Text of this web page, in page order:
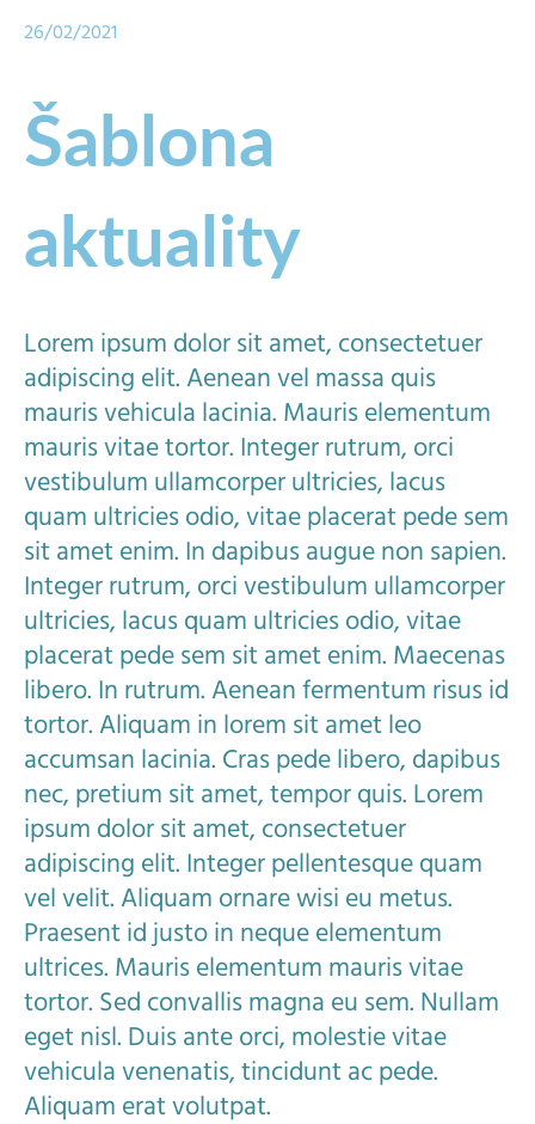
26/02/2021
Šablona
aktuality
Lorem ipsum dolor sit amet, consectetuer
adipiscing elit. Aenean vel massa quis
mauris vehicula lacinia. Mauris elementum
mauris vitae tortor. Integer rutrum, orci
vestibulum ullamcorper ultricies, lacus
quam ultricies odio, vitae placerat pede sem
sit amet enim. In dapibus augue non sapien.
Integer rutrum, orci vestibulum ullamcorper
ultricies, lacus quam ultricies odio, vitae
placerat pede sem sit amet enim. Maecenas
libero. In rutrum. Aenean fermentum risus id
tortor. Aliquam in lorem sit amet leo
accumsan lacinia. Cras pede libero, dapibus
nec, pretium sit amet, tempor quis. Lorem
ipsum dolor sit amet, consectetuer
adipiscing elit. Integer pellentesque quam
vel velit. Aliquam ornare wisi eu metus.
Praesent id justo in neque elementum
ultrices. Mauris elementum mauris vitae
tortor. Sed convallis magna eu sem. Nullam
eget nisl. Duis ante orci, molestie vitae
vehicula venenatis, tincidunt ac pede.
Aliquam erat volutpat.